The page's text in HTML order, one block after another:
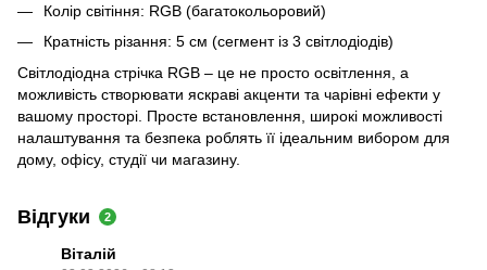
Колір світіння: RGB (багатокольоровий)
Кратність різання: 5 см (сегмент із 3 світлодіодів)
Світлодіодна стрічка RGB – це не просто освітлення, а
можливість створювати яскраві акценти та чарівні ефекти у
вашому просторі. Просте встановлення, широкі можливості
налаштування та безпека роблять її ідеальним вибором для
дому, офісу, студії чи магазину.
Відгуки 2
Вiталiй